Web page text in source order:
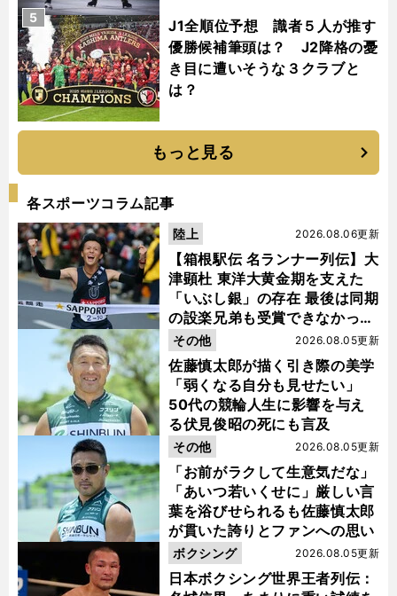
J1全順位予想 識者５人が推す
優勝候補筆頭は？ J2降格の憂
き目に遭いそうな３クラブと
は？
5
もっと見る
各スポーツコラム記事
【箱根駅伝 名ランナー列伝】大
津顕杜 東洋大黄金期を支えた
「いぶし銀」の存在 最後は同期
の設楽兄弟も受賞できなかった
金栗杯に輝く
2026.08.06更新
陸上
佐藤慎太郎が描く引き際の美学
「弱くなる自分も見せたい」
50代の競輪人生に影響を与え
る伏見俊昭の死にも言及
2026.08.05更新
その他
「お前がラクして生意気だな」
「あいつ若いくせに」厳しい言
葉を浴びせられるも佐藤慎太郎
が貫いた誇りとファンへの思い
2026.08.05更新
その他
日本ボクシング世界王者列伝：
2026.08.05更新
ボクシング